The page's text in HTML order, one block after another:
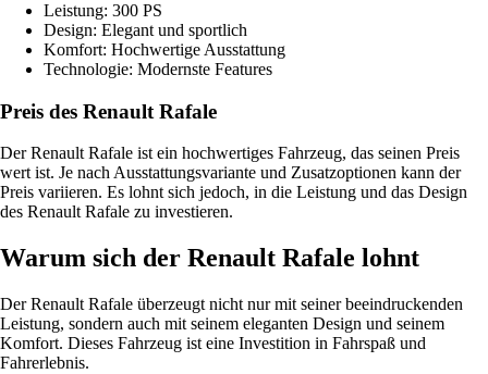
Leistung: 300 PS
Design: Elegant und sportlich
Komfort: Hochwertige Ausstattung
Technologie: Modernste Features
Preis des Renault Rafale
Der Renault Rafale ist ein hochwertiges Fahrzeug, das seinen Preis
wert ist. Je nach Ausstattungsvariante und Zusatzoptionen kann der
Preis variieren. Es lohnt sich jedoch, in die Leistung und das Design
des Renault Rafale zu investieren.
Warum sich der Renault Rafale lohnt
Der Renault Rafale überzeugt nicht nur mit seiner beeindruckenden
Leistung, sondern auch mit seinem eleganten Design und seinem
Komfort. Dieses Fahrzeug ist eine Investition in Fahrspaß und
Fahrerlebnis.